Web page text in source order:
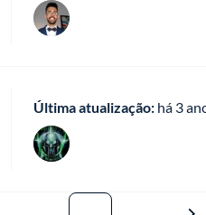
Última atualização: há 3